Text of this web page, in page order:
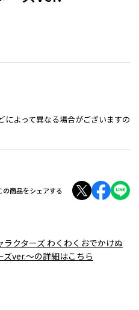
によって異なる場合がございますの
の商品をシェアする
クターズ わくわくおでかけぬ
ver.～の詳細はこちら